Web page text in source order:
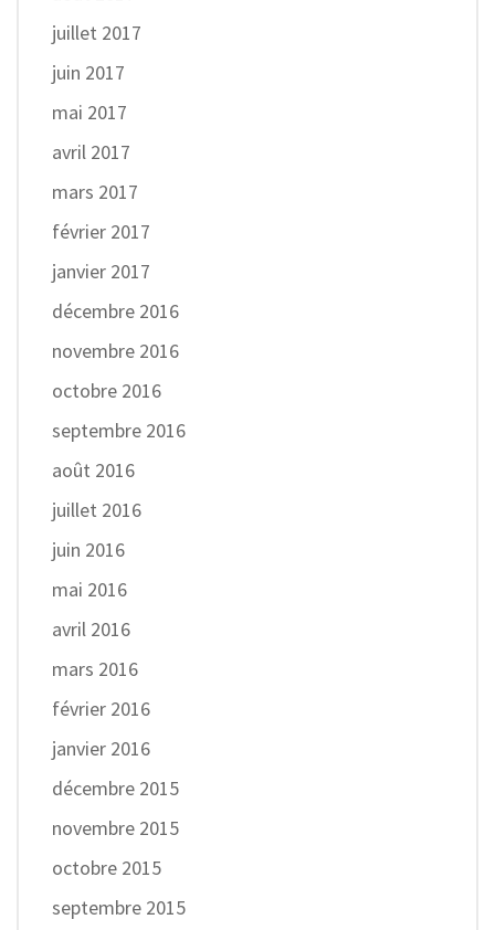
juillet 2017
juin 2017
mai 2017
avril 2017
mars 2017
février 2017
janvier 2017
décembre 2016
novembre 2016
octobre 2016
septembre 2016
août 2016
juillet 2016
juin 2016
mai 2016
avril 2016
mars 2016
février 2016
janvier 2016
décembre 2015
novembre 2015
octobre 2015
septembre 2015